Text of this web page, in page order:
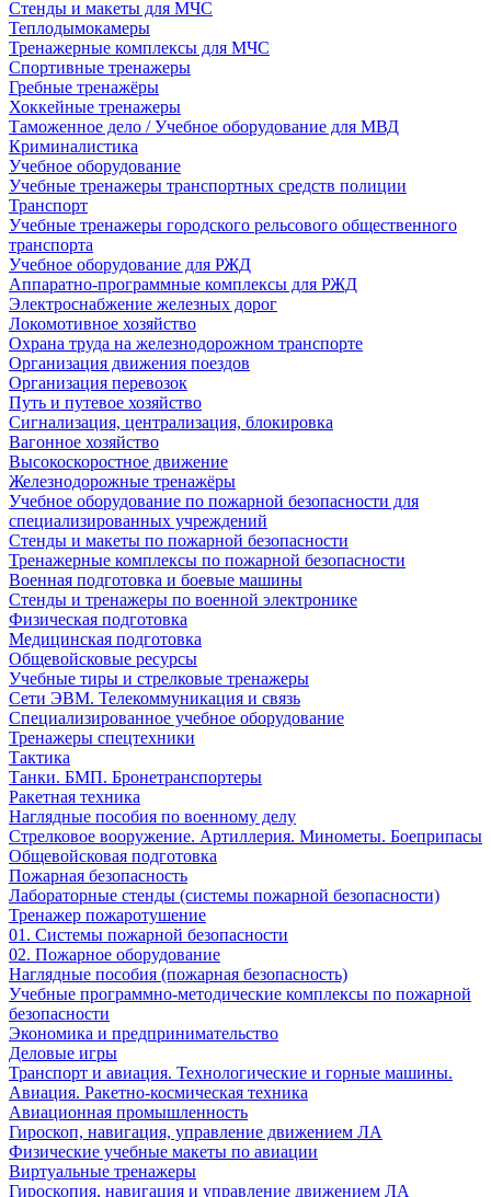
Стенды и макеты для МЧС
Теплодымокамеры
Тренажерные комплексы для МЧС
Спортивные тренажеры
Гребные тренажёры
Хоккейные тренажеры
Таможенное дело / Учебное оборудование для МВД
Криминалистика
Учебное оборудование
Учебные тренажеры транспортных средств полиции
Транспорт
Учебные тренажеры городского рельсового общественного
транспорта
Учебное оборудование для РЖД
Аппаратно-программные комплексы для РЖД
Электроснабжение железных дорог
Локомотивное хозяйство
Охрана труда на железнодорожном транспорте
Организация движения поездов
Организация перевозок
Путь и путевое хозяйство
Сигнализация, централизация, блокировка
Вагонное хозяйство
Высокоскоростное движение
Железнодорожные тренажёры
Учебное оборудование по пожарной безопасности для
специализированных учреждений
Стенды и макеты по пожарной безопасности
Тренажерные комплексы по пожарной безопасности
Военная подготовка и боевые машины
Стенды и тренажеры по военной электронике
Физическая подготовка
Медицинская подготовка
Общевойсковые ресурсы
Учебные тиры и стрелковые тренажеры
Сети ЭВМ. Телекоммуникация и связь
Специализированное учебное оборудование
Тренажеры спецтехники
Тактика
Танки. БМП. Бронетранспортеры
Ракетная техника
Наглядные пособия по военному делу
Стрелковое вооружение. Артиллерия. Минометы. Боеприпасы
Общевойсковая подготовка
Пожарная безопасность
Лабораторные стенды (системы пожарной безопасности)
Тренажер пожаротушение
01. Системы пожарной безопасности
02. Пожарное оборудование
Наглядные пособия (пожарная безопасность)
Учебные программно-методические комплексы по пожарной
безопасности
Экономика и предпринимательство
Деловые игры
Транспорт и авиация. Технологические и горные машины.
Авиация. Ракетно-космическая техника
Авиационная промышленность
Гироскоп, навигация, управление движением ЛА
Физические учебные макеты по авиации
Виртуальные тренажеры
Гироскопия, навигация и управление движением ЛА